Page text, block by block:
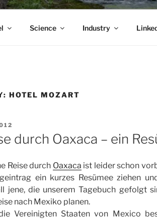
Science Industry
HOTEL MOZART
durch Oaxaca – ein
Reise durch Oaxaca ist leider schon
ein kurzes Resümee ziehen
jene, die unserem Tagebuch gefolgt
nach Mexiko planen.
Vereinigten Staaten von Mexico